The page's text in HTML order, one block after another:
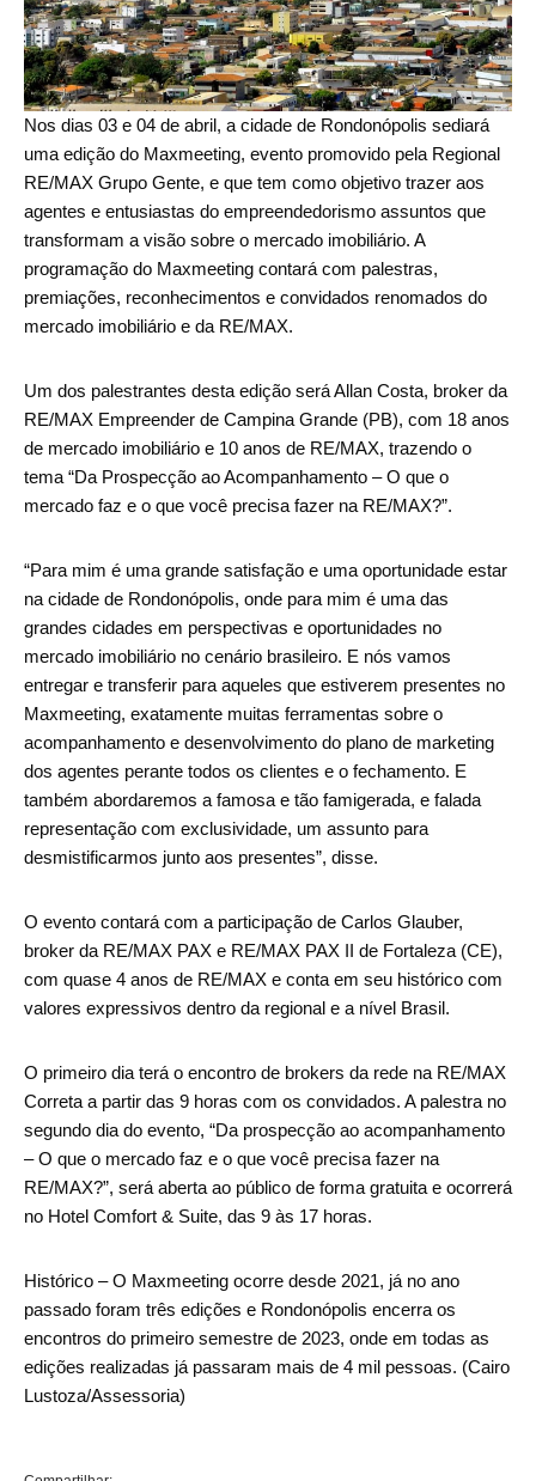
Nos dias 03 e 04 de abril, a cidade de Rondonópolis sediará
uma edição do Maxmeeting, evento promovido pela Regional
RE/MAX Grupo Gente, e que tem como objetivo trazer aos
agentes e entusiastas do empreendedorismo assuntos que
transformam a visão sobre o mercado imobiliário. A
programação do Maxmeeting contará com palestras,
premiações, reconhecimentos e convidados renomados do
mercado imobiliário e da RE/MAX.
Um dos palestrantes desta edição será Allan Costa, broker da
RE/MAX Empreender de Campina Grande (PB), com 18 anos
de mercado imobiliário e 10 anos de RE/MAX, trazendo o
tema “Da Prospecção ao Acompanhamento – O que o
mercado faz e o que você precisa fazer na RE/MAX?”.
“Para mim é uma grande satisfação e uma oportunidade estar
na cidade de Rondonópolis, onde para mim é uma das
grandes cidades em perspectivas e oportunidades no
mercado imobiliário no cenário brasileiro. E nós vamos
entregar e transferir para aqueles que estiverem presentes no
Maxmeeting, exatamente muitas ferramentas sobre o
acompanhamento e desenvolvimento do plano de marketing
dos agentes perante todos os clientes e o fechamento. E
também abordaremos a famosa e tão famigerada, e falada
representação com exclusividade, um assunto para
desmistificarmos junto aos presentes”, disse.
O evento contará com a participação de Carlos Glauber,
broker da RE/MAX PAX e RE/MAX PAX II de Fortaleza (CE),
com quase 4 anos de RE/MAX e conta em seu histórico com
valores expressivos dentro da regional e a nível Brasil.
O primeiro dia terá o encontro de brokers da rede na RE/MAX
Correta a partir das 9 horas com os convidados. A palestra no
segundo dia do evento, “Da prospecção ao acompanhamento
– O que o mercado faz e o que você precisa fazer na
RE/MAX?”, será aberta ao público de forma gratuita e ocorrerá
no Hotel Comfort & Suite, das 9 às 17 horas.
Histórico – O Maxmeeting ocorre desde 2021, já no ano
passado foram três edições e Rondonópolis encerra os
encontros do primeiro semestre de 2023, onde em todas as
edições realizadas já passaram mais de 4 mil pessoas. (Cairo
Lustoza/Assessoria)